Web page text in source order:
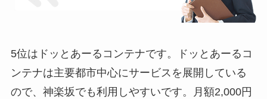
5位はドッとあーるコンテナです。ドッとあーるコ
ンテナは主要都市中心にサービスを展開している
ので、神楽坂でも利用しやすいです。月額2,000円